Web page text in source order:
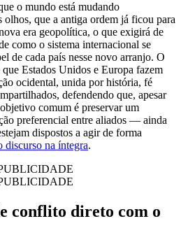
o mundo está mudando
olhos, que a antiga ordem já ficou para
era geopolítica, o que exigirá de
como o sistema internacional se
de cada país nesse novo arranjo. O
Estados Unidos e Europa fazem
ocidental, unida por história, fé
defendendo que, apesar
comum é preservar um
preferencial entre aliados — ainda
dispostos a agir de forma
discurso na íntegra.
conflito direto com o